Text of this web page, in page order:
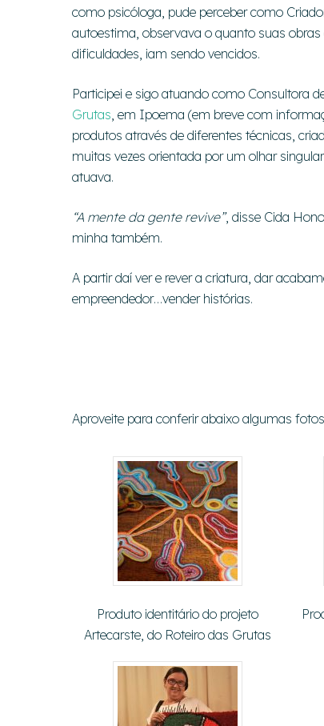
como psicóloga, pude perceber como
autoestima, observava o quanto suas
dificuldades, iam sendo vencidos.
Participei e sigo atuando como Consultora
Grutas , em Ipoema (em breve com
produtos através de diferentes técnicas,
muitas vezes orientada por um olhar
atuava.
“A mente da gente revive”, disse Cida
minha também.
A partir daí ver e rever a criatura, dar
empreendedor…vender histórias.
Aproveite para conferir abaixo algumas
Produto identitário do projeto
Artecarste, do Roteiro das Grutas